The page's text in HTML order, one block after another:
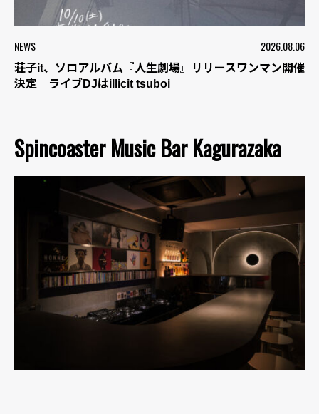
NEWS 2026.08.06
荘子it、ソロアルバム『人生劇場』リリースワンマン開催
決定 ライブDJはillicit tsuboi
Spincoaster Music Bar Kagurazaka